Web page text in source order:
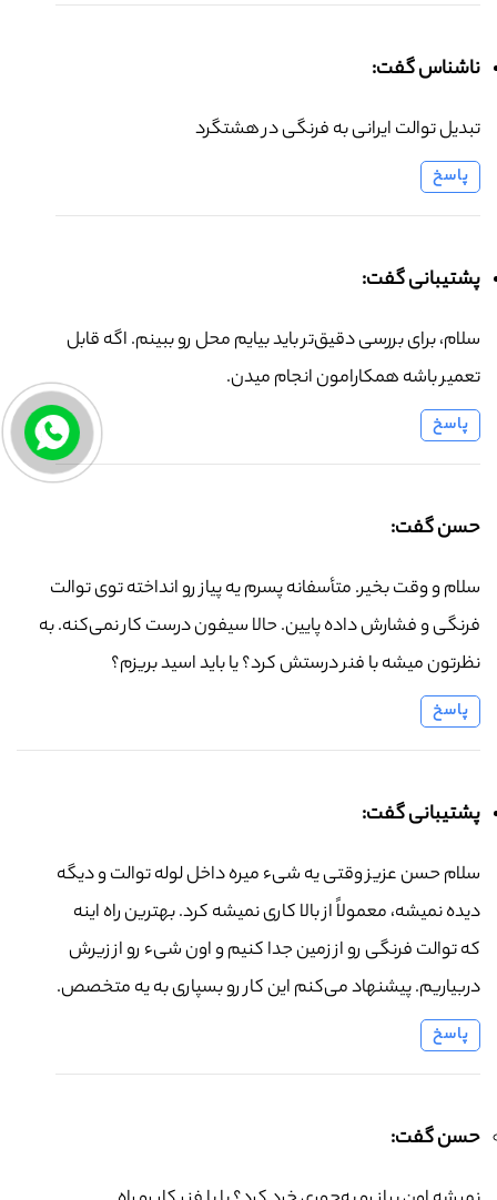
ناشناس گفت:
تبدیل توالت ایرانی به فرنگی در هشتگرد
پاسخ
پشتیبانی گفت:
سلام، برای بررسی دقیق‌تر باید بیایم محل رو ببینم. اگه قابل
تعمیر باشه همکارامون انجام میدن.
پاسخ
حسن گفت:
سلام و وقت بخیر. متأسفانه پسرم یه پیاز رو انداخته توی توالت
فرنگی و فشارش داده پایین. حالا سیفون درست کار نمی‌کنه. به
نظرتون میشه با فنر درستش کرد؟ یا باید اسید بریزم؟
پاسخ
پشتیبانی گفت:
سلام حسن عزیز وقتی یه شیء میره داخل لوله توالت و دیگه
دیده نمیشه، معمولاً از بالا کاری نمیشه کرد. بهترین راه اینه
که توالت فرنگی رو از زمین جدا کنیم و اون شیء رو از زیرش
دربیاریم. پیشنهاد می‌کنم این کار رو بسپاری به یه متخصص.
پاسخ
حسن گفت: